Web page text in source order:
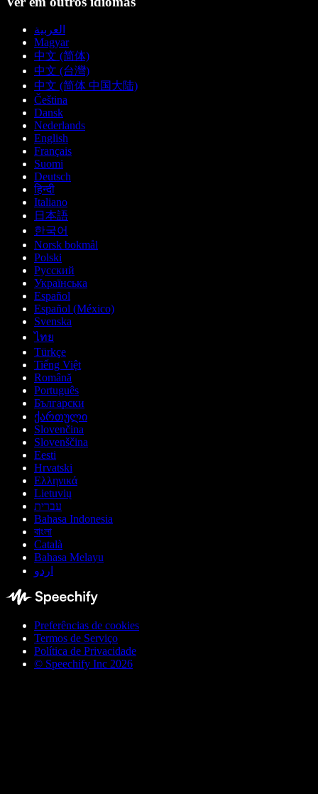
العربية
Magyar
中文 (简体)
中文 (台灣)
中文 (简体 中国大陆)
Čeština
Dansk
Nederlands
English
Français
Suomi
Deutsch
हिन्दी
Italiano
日本語
한국어
Norsk bokmål
Polski
Русский
Українська
Español
Español (México)
Svenska
ไทย
Türkçe
Tiếng Việt
Română
Português
Български
ქართული
Slovenčina
Slovenščina
Eesti
Hrvatski
Ελληνικά
Lietuvių
עברית
Bahasa Indonesia
বাংলা
Català
Bahasa Melayu
اردو
Preferências de cookies
Termos de Serviço
Política de Privacidade
© Speechify Inc 2026